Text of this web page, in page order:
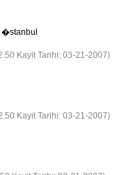
Kayit Tarihi: 03-21-2007)
Kayit Tarihi: 03-21-2007)